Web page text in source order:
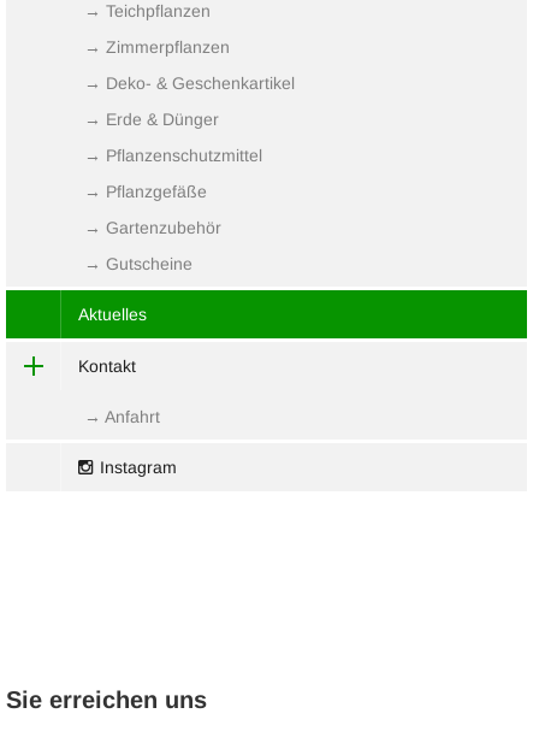
→ Teichpflanzen
→ Zimmerpflanzen
→ Deko- & Geschenkartikel
→ Erde & Dünger
→ Pflanzenschutzmittel
→ Pflanzgefäße
→ Gartenzubehör
→ Gutscheine
Aktuelles
Kontakt
→ Anfahrt
Instagram
Sie erreichen uns